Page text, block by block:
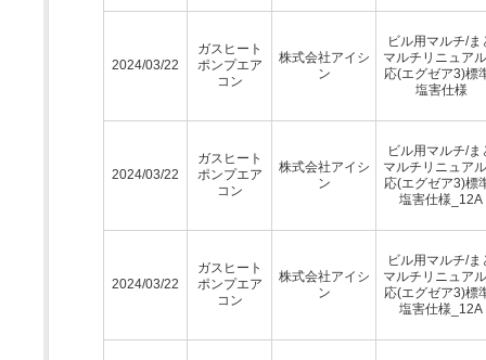
2024/03/22
ガスヒート
ポンプエア
コン
株式会社アイシ
ン
ビル用マルチ/ま
マルチリニュア
応(エグゼア3)標
塩害仕様
2024/03/22
ガスヒート
ポンプエア
コン
株式会社アイシ
ン
ビル用マルチ/ま
マルチリニュア
応(エグゼア3)標
塩害仕様_12A
2024/03/22
ガスヒート
ポンプエア
コン
株式会社アイシ
ン
ビル用マルチ/ま
マルチリニュア
応(エグゼア3)標
塩害仕様_12A